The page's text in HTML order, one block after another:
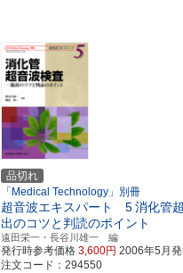
品切れ
「Medical Technology」別冊
超音波エキスパート 5消化管
出のコツと判読のポイント
遠田栄一・長谷川雄一 編
発行時参考価格 3,600円 2006年5月
注文コード：294550